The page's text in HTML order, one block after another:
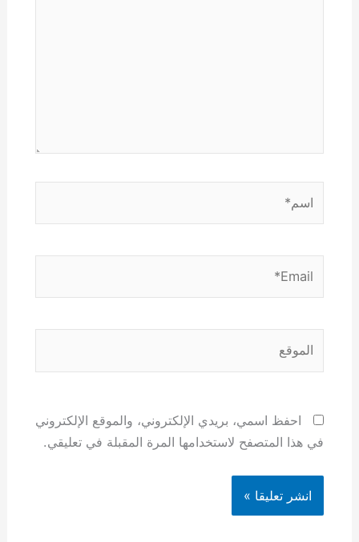
احفظ اسمي، بريدي الإلكتروني، والموقع الإلكتروني
في هذا المتصفح لاستخدامها المرة المقبلة في تعليقي.